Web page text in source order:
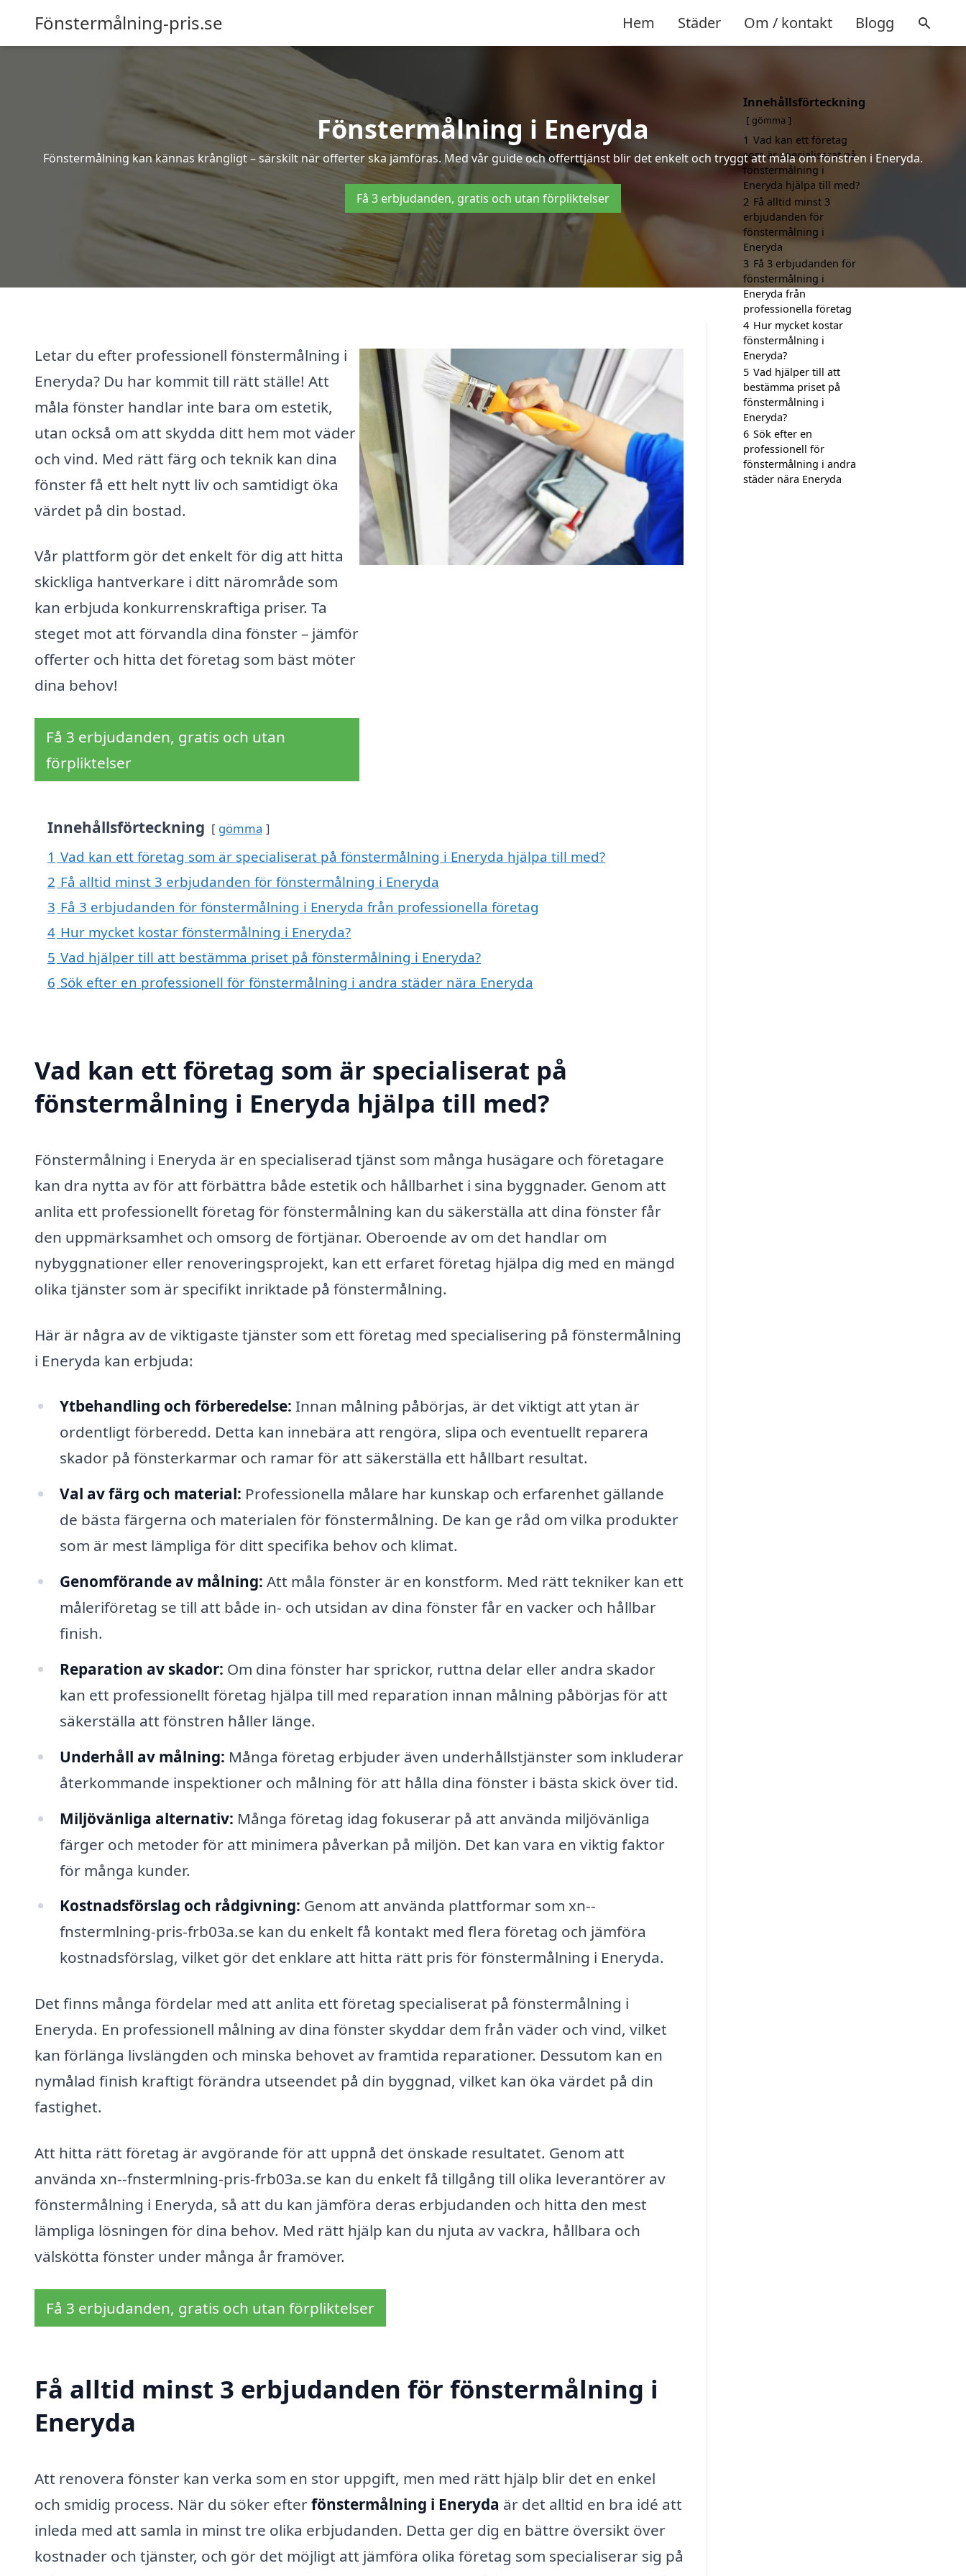
Fönstermålning-pris.se Hem Städer Om / kontakt Blogg
Fönstermålning i Eneryda
Fönstermålning kan kännas krångligt – särskilt när offerter ska jämföras. Med vår guide och offerttjänst blir det enkelt och tryggt att måla om fönstren i Eneryda.
Få 3 erbjudanden, gratis och utan förpliktelser
Letar du efter professionell fönstermålning i
Eneryda? Du har kommit till rätt ställe! Att
måla fönster handlar inte bara om estetik,
utan också om att skydda ditt hem mot väder
och vind. Med rätt färg och teknik kan dina
fönster få ett helt nytt liv och samtidigt öka
värdet på din bostad.
Vår plattform gör det enkelt för dig att hitta
skickliga hantverkare i ditt närområde som
kan erbjuda konkurrenskraftiga priser. Ta
steget mot att förvandla dina fönster – jämför
offerter och hitta det företag som bäst möter
dina behov!
Få 3 erbjudanden, gratis och utan
förpliktelser
Innehållsförteckning gömma
1 Vad kan ett företag som är specialiserat på fönstermålning i Eneryda hjälpa till med?
2 Få alltid minst 3 erbjudanden för fönstermålning i Eneryda
3 Få 3 erbjudanden för fönstermålning i Eneryda från professionella företag
4 Hur mycket kostar fönstermålning i Eneryda?
5 Vad hjälper till att bestämma priset på fönstermålning i Eneryda?
6 Sök efter en professionell för fönstermålning i andra städer nära Eneryda
Vad kan ett företag som är specialiserat på
fönstermålning i Eneryda hjälpa till med?
Fönstermålning i Eneryda är en specialiserad tjänst som många husägare och företagare
kan dra nytta av för att förbättra både estetik och hållbarhet i sina byggnader. Genom att
anlita ett professionellt företag för fönstermålning kan du säkerställa att dina fönster får
den uppmärksamhet och omsorg de förtjänar. Oberoende av om det handlar om
nybyggnationer eller renoveringsprojekt, kan ett erfaret företag hjälpa dig med en mängd
olika tjänster som är specifikt inriktade på fönstermålning.
Här är några av de viktigaste tjänster som ett företag med specialisering på fönstermålning
i Eneryda kan erbjuda:
Ytbehandling och förberedelse: Innan målning påbörjas, är det viktigt att ytan är
ordentligt förberedd. Detta kan innebära att rengöra, slipa och eventuellt reparera
skador på fönsterkarmar och ramar för att säkerställa ett hållbart resultat.
Val av färg och material: Professionella målare har kunskap och erfarenhet gällande
de bästa färgerna och materialen för fönstermålning. De kan ge råd om vilka produkter
som är mest lämpliga för ditt specifika behov och klimat.
Genomförande av målning: Att måla fönster är en konstform. Med rätt tekniker kan ett
måleriföretag se till att både in- och utsidan av dina fönster får en vacker och hållbar
finish.
Reparation av skador: Om dina fönster har sprickor, ruttna delar eller andra skador
kan ett professionellt företag hjälpa till med reparation innan målning påbörjas för att
säkerställa att fönstren håller länge.
Underhåll av målning: Många företag erbjuder även underhållstjänster som inkluderar
återkommande inspektioner och målning för att hålla dina fönster i bästa skick över tid.
Miljövänliga alternativ: Många företag idag fokuserar på att använda miljövänliga
färger och metoder för att minimera påverkan på miljön. Det kan vara en viktig faktor
för många kunder.
Kostnadsförslag och rådgivning: Genom att använda plattformar som xn--
fnstermlning-pris-frb03a.se kan du enkelt få kontakt med flera företag och jämföra
kostnadsförslag, vilket gör det enklare att hitta rätt pris för fönstermålning i Eneryda.
Det finns många fördelar med att anlita ett företag specialiserat på fönstermålning i
Eneryda. En professionell målning av dina fönster skyddar dem från väder och vind, vilket
kan förlänga livslängden och minska behovet av framtida reparationer. Dessutom kan en
nymålad finish kraftigt förändra utseendet på din byggnad, vilket kan öka värdet på din
fastighet.
Att hitta rätt företag är avgörande för att uppnå det önskade resultatet. Genom att
använda xn--fnstermlning-pris-frb03a.se kan du enkelt få tillgång till olika leverantörer av
fönstermålning i Eneryda, så att du kan jämföra deras erbjudanden och hitta den mest
lämpliga lösningen för dina behov. Med rätt hjälp kan du njuta av vackra, hållbara och
välskötta fönster under många år framöver.
Få 3 erbjudanden, gratis och utan förpliktelser
Få alltid minst 3 erbjudanden för fönstermålning i
Eneryda
Att renovera fönster kan verka som en stor uppgift, men med rätt hjälp blir det en enkel
och smidig process. När du söker efterfönstermålning i Eneryda är det alltid en bra idé att
inleda med att samla in minst tre olika erbjudanden. Detta ger dig en bättre översikt över
kostnader och tjänster, och gör det möjligt att jämföra olika företag som specialiserar sig på
Innehållsförteckning
gömma
1 Vad kan ett företag
som är specialiserat på
fönstermålning i
Eneryda hjälpa till med?
2 Få alltid minst 3
erbjudanden för
fönstermålning i
Eneryda
3 Få 3 erbjudanden för
fönstermålning i
Eneryda från
professionella företag
4 Hur mycket kostar
fönstermålning i
Eneryda?
5 Vad hjälper till att
bestämma priset på
fönstermålning i
Eneryda?
6 Sök efter en
professionell för
fönstermålning i andra
städer nära Eneryda